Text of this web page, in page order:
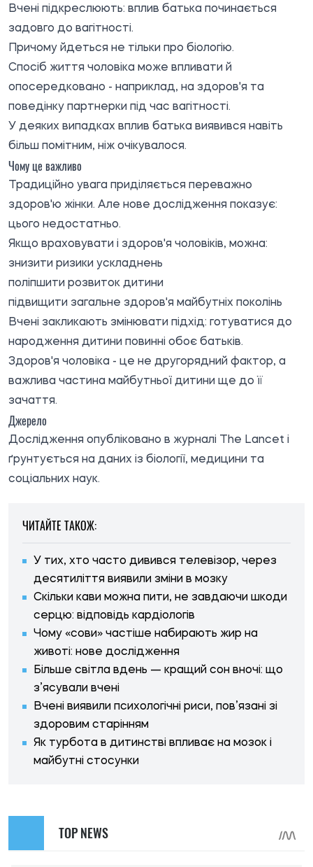
Вчені підкреслюють: вплив батька починається
задовго до вагітності.
Причому йдеться не тільки про біологію.
Спосіб життя чоловіка може впливати й
опосередковано - наприклад, на здоров'я та
поведінку партнерки під час вагітності.
У деяких випадках вплив батька виявився навіть
більш помітним, ніж очікувалося.
Чому це важливо
Традиційно увага приділяється переважно
здоров'ю жінки. Але нове дослідження показує:
цього недостатньо.
Якщо враховувати і здоров'я чоловіків, можна:
знизити ризики ускладнень
поліпшити розвиток дитини
підвищити загальне здоров'я майбутніх поколінь
Вчені закликають змінювати підхід: готуватися до
народження дитини повинні обоє батьків.
Здоров'я чоловіка - це не другорядний фактор, а
важлива частина майбутньої дитини ще до її
зачаття.
Джерело
Дослідження опубліковано в журналі The Lancet і
ґрунтується на даних із біології, медицини та
соціальних наук.
ЧИТАЙТЕ ТАКОЖ:
У тих, хто часто дивився телевізор, через
десятиліття виявили зміни в мозку
Скільки кави можна пити, не завдаючи шкоди
серцю: відповідь кардіологів
Чому «сови» частіше набирають жир на
животі: нове дослідження
Більше світла вдень — кращий сон вночі: що
з’ясували вчені
Вчені виявили психологічні риси, пов’язані зі
здоровим старінням
Як турбота в дитинстві впливає на мозок і
майбутні стосунки